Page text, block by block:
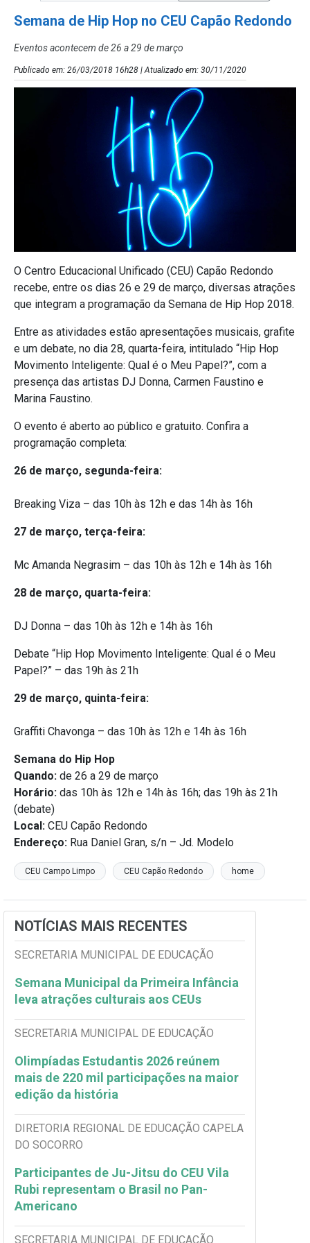
Semana de Hip Hop no CEU Capão Redondo
Eventos acontecem de 26 a 29 de março
Publicado em: 26/03/2018 16h28 | Atualizado em: 30/11/2020
O Centro Educacional Unificado (CEU) Capão Redondo
recebe, entre os dias 26 e 29 de março, diversas atrações
que integram a programação da Semana de Hip Hop 2018.
Entre as atividades estão apresentações musicais, grafite
e um debate, no dia 28, quarta-feira, intitulado “Hip Hop
Movimento Inteligente: Qual é o Meu Papel?”, com a
presença das artistas DJ Donna, Carmen Faustino e
Marina Faustino.
O evento é aberto ao público e gratuito. Confira a
programação completa:
26 de março, segunda-feira:
Breaking Viza – das 10h às 12h e das 14h às 16h
27 de março, terça-feira:
Mc Amanda Negrasim – das 10h às 12h e 14h às 16h
28 de março, quarta-feira:
DJ Donna – das 10h às 12h e 14h às 16h
Debate “Hip Hop Movimento Inteligente: Qual é o Meu
Papel?” – das 19h às 21h
29 de março, quinta-feira:
Graffiti Chavonga – das 10h às 12h e 14h às 16h
Semana do Hip Hop
Quando: de 26 a 29 de março
Horário: das 10h às 12h e 14h às 16h; das 19h às 21h
(debate)
Local: CEU Capão Redondo
Endereço: Rua Daniel Gran, s/n – Jd. Modelo
CEU Campo Limpo CEU Capão Redondo home
NOTÍCIAS MAIS RECENTES
SECRETARIA MUNICIPAL DE EDUCAÇÃO
Semana Municipal da Primeira Infância
leva atrações culturais aos CEUs
SECRETARIA MUNICIPAL DE EDUCAÇÃO
Olimpíadas Estudantis 2026 reúnem
mais de 220 mil participações na maior
edição da história
DIRETORIA REGIONAL DE EDUCAÇÃO CAPELA
DO SOCORRO
Participantes de Ju-Jitsu do CEU Vila
Rubi representam o Brasil no Pan-
Americano
SECRETARIA MUNICIPAL DE EDUCAÇÃO